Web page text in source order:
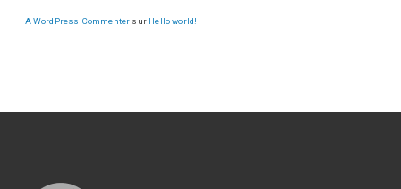
A WordPress Commenter sur Hello world!